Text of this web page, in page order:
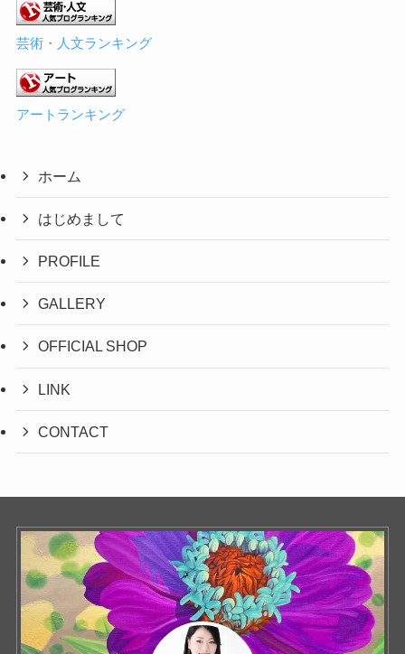
芸術・人文ランキング
アートランキング
ホーム
はじめまして
PROFILE
GALLERY
OFFICIAL SHOP
LINK
CONTACT